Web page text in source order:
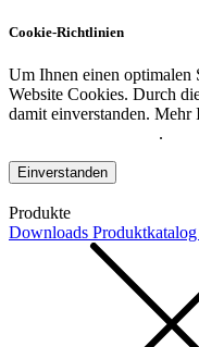
Cookie-Richtlinien
Um Ihnen einen optimalen
Website Cookies. Durch
damit einverstanden.
.
Einverstanden
Produkte
Downloads